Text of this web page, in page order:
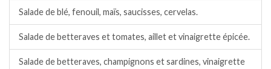
Salade de blé, fenouil, maïs, saucisses, cervelas.
Salade de betteraves et tomates, aillet et vinaigrette épicée.
Salade de betteraves, champignons et sardines, vinaigrette